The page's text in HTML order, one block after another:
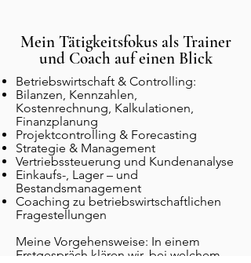
Mein Tätigkeitsfokus als Trainer
und Coach auf einen Blick
Betriebswirtschaft & Controlling:
Bilanzen, Kennzahlen,
Kostenrechnung, Kalkulationen,
Finanzplanung
Projektcontrolling & Forecasting
Strategie & Management
Vertriebssteuerung und Kundenanalyse
Einkaufs-, Lager – und
Bestandsmanagement
Coaching zu betriebswirtschaftlichen
Fragestellungen
Meine Vorgehensweise: In einem
Erstgespräch klären wir, bei welchem